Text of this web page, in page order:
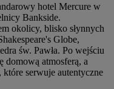
hotel Mercure w
Bankside.
okolicy, blisko słynnych
Globe,
św. Pawła. Po wejściu
domową atmosferą, a
serwuje autentyczne